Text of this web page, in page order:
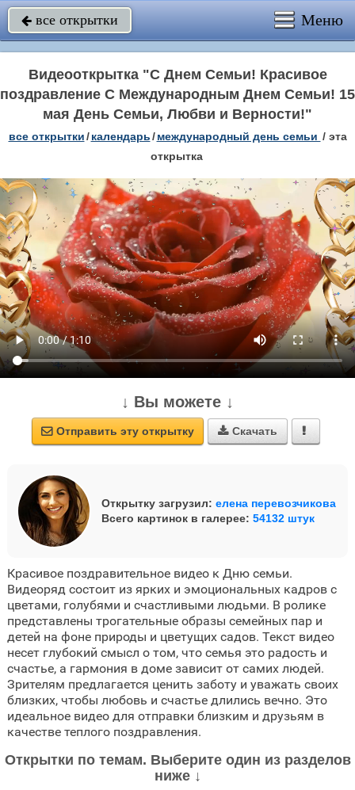
 все открытки Меню
Видеооткрытка "С Днем Семьи! Красивое
поздравление С Международным Днем Семьи! 15
мая День Семьи, Любви и Верности!"
все открытки/ календарь/ международный день семьи / эта
открытка
↓ Вы можете ↓
 Отправить эту открытку  Скачать 
Открытку загрузил: елена перевозчикова
Всего картинок в галерее: 54132 штук
Красивое поздравительное видео к Дню семьи.
Видеоряд состоит из ярких и эмоциональных кадров с
цветами, голубями и счастливыми людьми. В ролике
представлены трогательные образы семейных пар и
детей на фоне природы и цветущих садов. Текст видео
несет глубокий смысл о том, что семья это радость и
счастье, а гармония в доме зависит от самих людей.
Зрителям предлагается ценить заботу и уважать своих
близких, чтобы любовь и счастье длились вечно. Это
идеальное видео для отправки близким и друзьям в
качестве теплого поздравления.
Открытки по темам. Выберите один из разделов
ниже ↓